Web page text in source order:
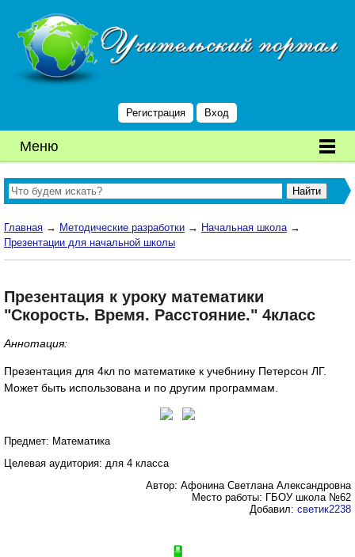
Регистрация Вход
Меню
Главная → Методические разработки → Начальная школа→
Презентации для начальной школы
Презентация к уроку математики
"Скорость. Время. Расстояние." 4класс
Аннотация:
Презентация для 4кл по математике к учебнину Петерсон ЛГ.
Может быть использована и по другим программам.
Предмет: Математика
Целевая аудитория: для 4 класса
Автор: Афонина Светлана Александровна
Место работы: ГБОУ школа №62
Добавил: светик2238